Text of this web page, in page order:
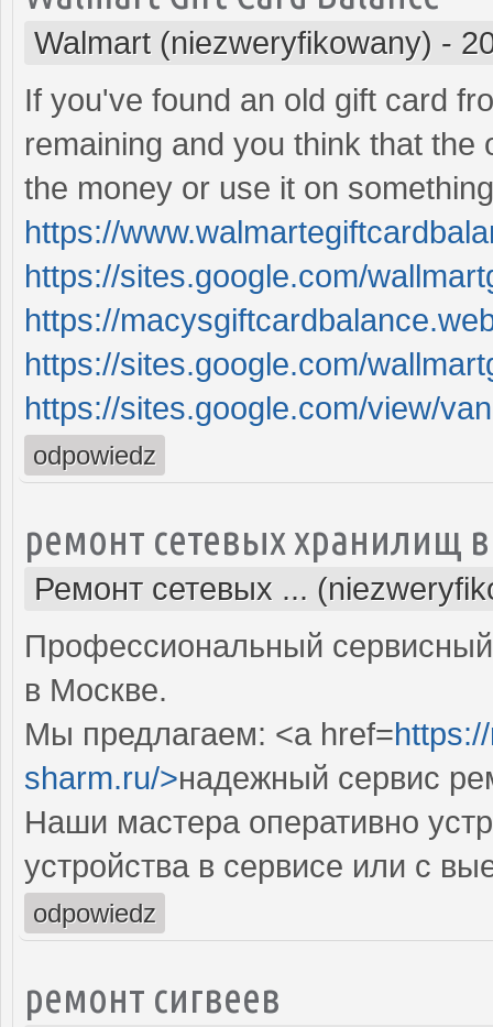
Walmart (niezweryfikowany) -
If you've found an old gift card
remaining and you think that
the money or use it on
https://
https://sites.google.com/
https://
https://sites.google.com/
https://sites.google.com/view/
odpowiedz
ремонт сетевых хранилищ
Ремонт сетевых ...
Профессиональный
в Москве.
Мы предлагаем: <a href=
sharm.ru/>надежный сервис
Наши мастера оперативно
устройства в сервисе или с
odpowiedz
ремонт сигвеев